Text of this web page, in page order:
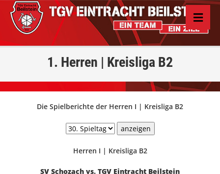
1. Herren | Kreisliga B2
Die Spielberichte der Herren I | Kreisliga B2
Herren I | Kreisliga B2
SV Schozach vs. TGV Eintracht Beilstein